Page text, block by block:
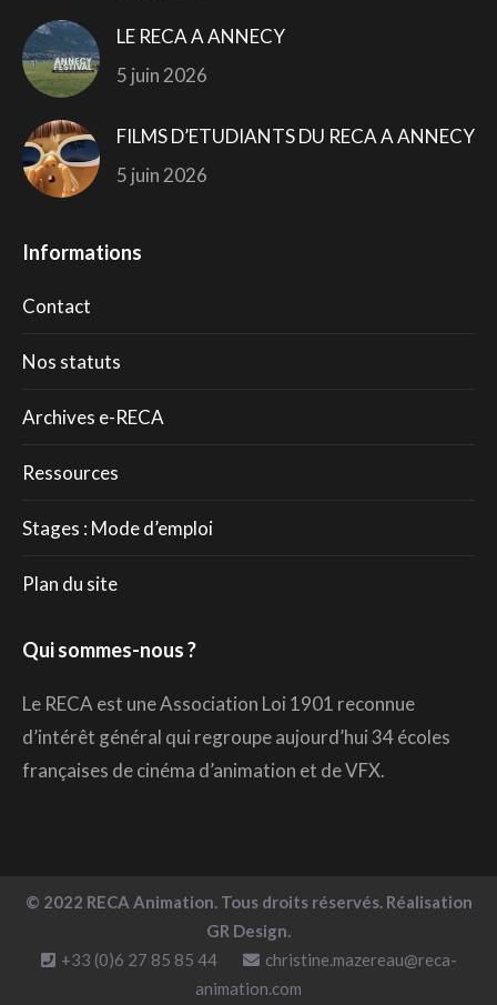
LE RECA A ANNECY
5 juin 2026
FILMS D’ETUDIANTS DU RECA A ANNECY
5 juin 2026
Informations
Contact
Nos statuts
Archives e-RECA
Ressources
Stages : Mode d’emploi
Plan du site
Qui sommes-nous ?
Le RECA est une Association Loi 1901 reconnue
d’intérêt général qui regroupe aujourd’hui 34 écoles
françaises de cinéma d’animation et de VFX.
© 2022 RECA Animation. Tous droits réservés. Réalisation
GR Design.
+33 (0)6 27 85 85 44
christine.mazereau@reca-
animation.com